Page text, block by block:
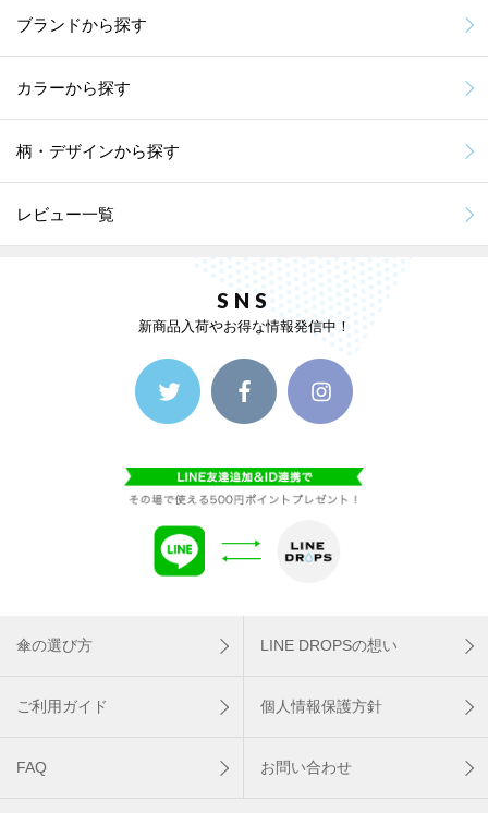
ブランドから探す
カラーから探す
柄・デザインから探す
レビュー一覧
SNS
新商品入荷やお得な情報発信中！
傘の選び方 LINE DROPSの想い
ご利用ガイド 個人情報保護方針
FAQ お問い合わせ